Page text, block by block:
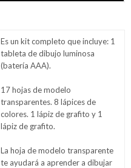
Es un kit completo que incluye: 1
tableta de dibujo luminosa
(batería AAA).
17 hojas de modelo
transparentes. 8 lápices de
colores. 1 lápiz de grafito y 1
lápiz de grafito.
La hoja de modelo transparente
te ayudará a aprender a dibujar